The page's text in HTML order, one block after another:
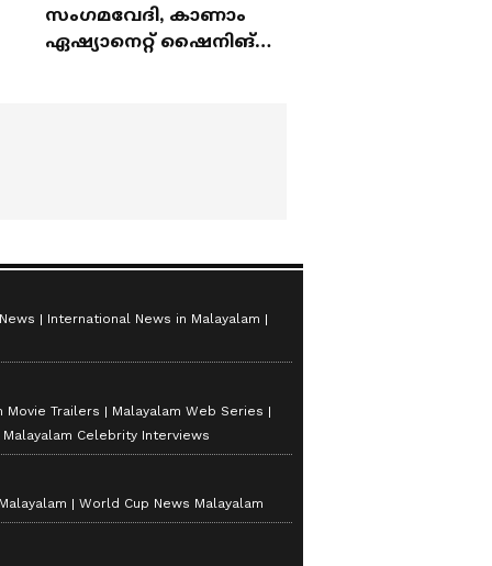
സംഗമവേദി, കാണാം
ഏഷ്യാനെറ്റ് ഷൈനിങ്
International News in Malayalam
Movie Trailers
Malayalam Web Series
Malayalam Celebrity Interviews
World Cup News Malayalam